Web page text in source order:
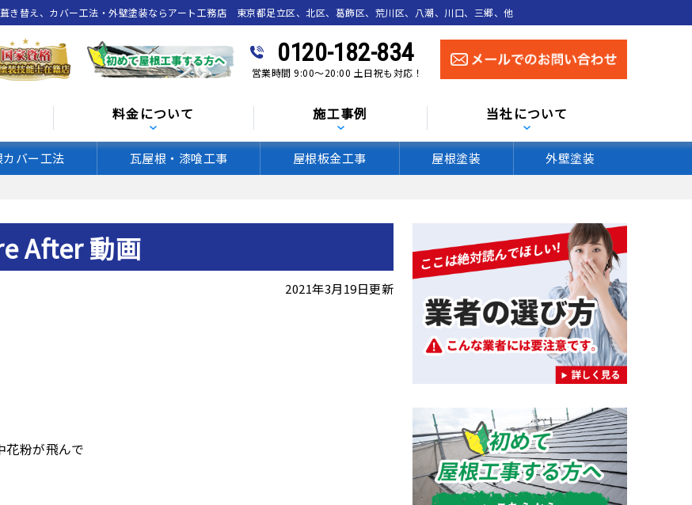
き替え、カバー工法・外壁塗装ならアート工務店 東京都足立区、北区、葛飾区、荒川区、八潮、川口、三郷、他
0120-182-834
営業時間 9:00～20:00 土日祝も対応！
料金について 施工事例 当社について
カバー工法 瓦屋根・漆喰工事 屋根板金工事 屋根塗装 外壁塗装
After 動画
2021年3月19日更新
粉が飛んで